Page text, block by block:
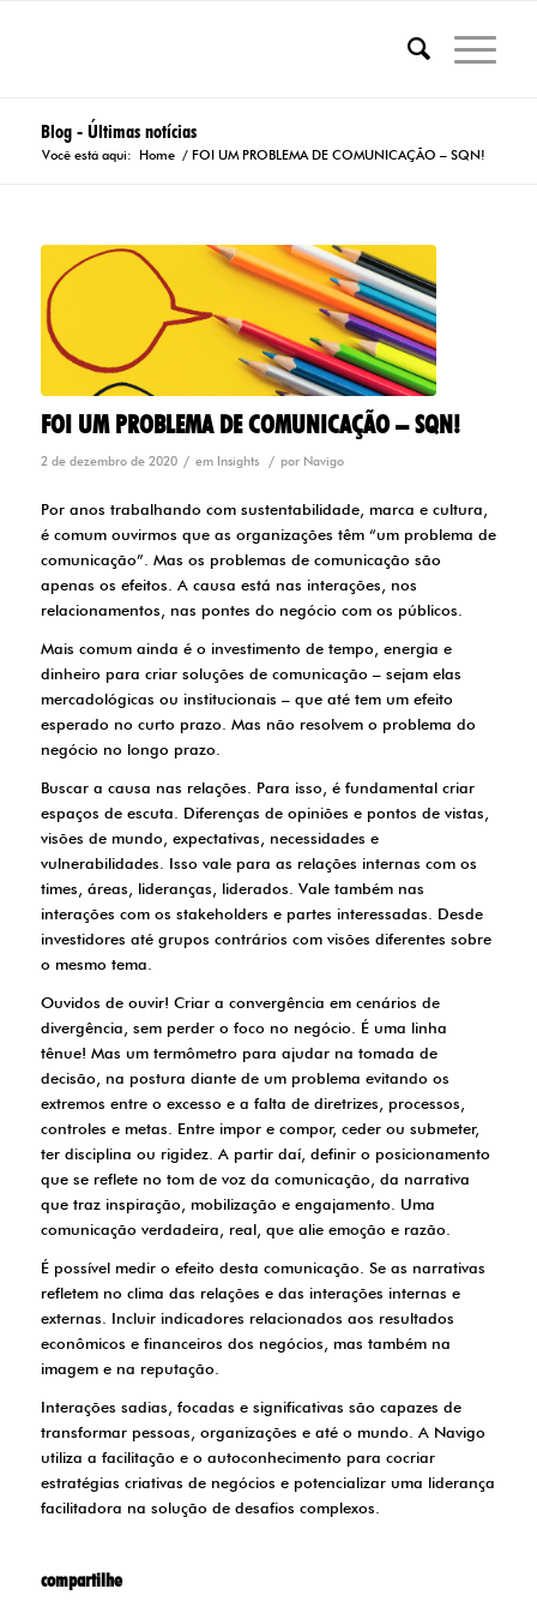
Blog - Últimas notícias
Você está aqui: Home / FOI UM PROBLEMA DE COMUNICAÇÃO – SQN!
FOI UM PROBLEMA DE COMUNICAÇÃO – SQN!
2 de dezembro de 2020 / em Insights / por Navigo
Por anos trabalhando com sustentabilidade, marca e cultura,
é comum ouvirmos que as organizações têm “um problema de
comunicação”. Mas os problemas de comunicação são
apenas os efeitos. A causa está nas interações, nos
relacionamentos, nas pontes do negócio com os públicos.
Mais comum ainda é o investimento de tempo, energia e
dinheiro para criar soluções de comunicação – sejam elas
mercadológicas ou institucionais – que até tem um efeito
esperado no curto prazo. Mas não resolvem o problema do
negócio no longo prazo.
Buscar a causa nas relações. Para isso, é fundamental criar
espaços de escuta. Diferenças de opiniões e pontos de vistas,
visões de mundo, expectativas, necessidades e
vulnerabilidades. Isso vale para as relações internas com os
times, áreas, lideranças, liderados. Vale também nas
interações com os stakeholders e partes interessadas. Desde
investidores até grupos contrários com visões diferentes sobre
o mesmo tema.
Ouvidos de ouvir! Criar a convergência em cenários de
divergência, sem perder o foco no negócio. É uma linha
tênue! Mas um termômetro para ajudar na tomada de
decisão, na postura diante de um problema evitando os
extremos entre o excesso e a falta de diretrizes, processos,
controles e metas. Entre impor e compor, ceder ou submeter,
ter disciplina ou rigidez. A partir daí, definir o posicionamento
que se reflete no tom de voz da comunicação, da narrativa
que traz inspiração, mobilização e engajamento. Uma
comunicação verdadeira, real, que alie emoção e razão.
É possível medir o efeito desta comunicação. Se as narrativas
refletem no clima das relações e das interações internas e
externas. Incluir indicadores relacionados aos resultados
econômicos e financeiros dos negócios, mas também na
imagem e na reputação.
Interações sadias, focadas e significativas são capazes de
transformar pessoas, organizações e até o mundo. A Navigo
utiliza a facilitação e o autoconhecimento para cocriar
estratégias criativas de negócios e potencializar uma liderança
facilitadora na solução de desafios complexos.
compartilhe